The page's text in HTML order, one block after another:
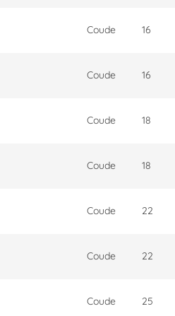
Coude 16
Coude 16
Coude 18
Coude 18
Coude 22
Coude 22
Coude 25